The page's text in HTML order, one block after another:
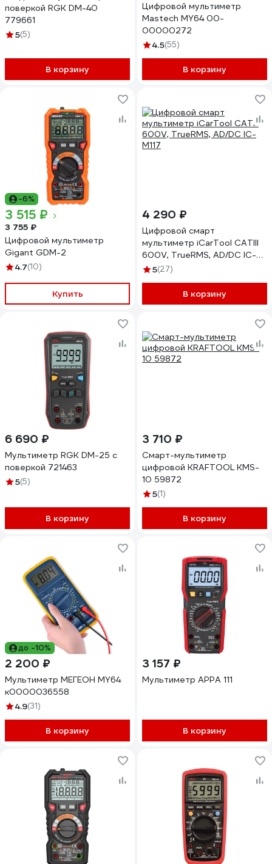
поверкой RGK DM-40
779661
5(5)
В корзину
Цифровой мультиметр
Mastech MY64 00-
00000272
4.5(55)
В корзину
-6%
3 515 ₽
3 755 ₽
Цифровой мультиметр
Gigant GDM-2
4.7(10)
Купить
4 290 ₽
Цифровой смарт
мультиметр iCarTool CATIII
600V, TrueRMS, AD/DC IC-
M117
5(27)
В корзину
6 690 ₽
Мультиметр RGK DM-25 с
поверкой 721463
5(5)
В корзину
3 710 ₽
Смарт-мультиметр
цифровой KRAFTOOL KMS-
10 59872
5(1)
В корзину
до -10%
2 200 ₽
Мультиметр МЕГЕОН MY64
к0000036558
4.9(31)
В корзину
3 157 ₽
Мультиметр APPA 111
В корзину